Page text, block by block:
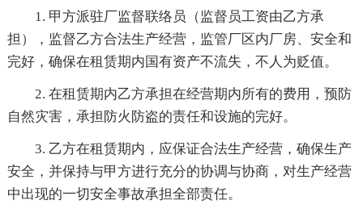
1. 甲方派驻厂监督联络员（监督员工资由乙方承
担），监督乙方合法生产经营，监管厂区内厂房、安全和
完好，确保在租赁期内国有资产不流失，不人为贬值。
2. 在租赁期内乙方承担在经营期内所有的费用，预防
自然灾害，承担防火防盗的责任和设施的完好。
3. 乙方在租赁期内，应保证合法生产经营，确保生产
安全，并保持与甲方进行充分的协调与协商，对生产经营
中出现的一切安全事故承担全部责任。